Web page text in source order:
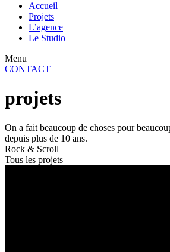
Accueil
Projets
L’agence
Le Studio
Menu
CONTACT
projets
On a fait beaucoup de choses pour
depuis plus de 10 ans.
Rock & Scroll
Tous les projets